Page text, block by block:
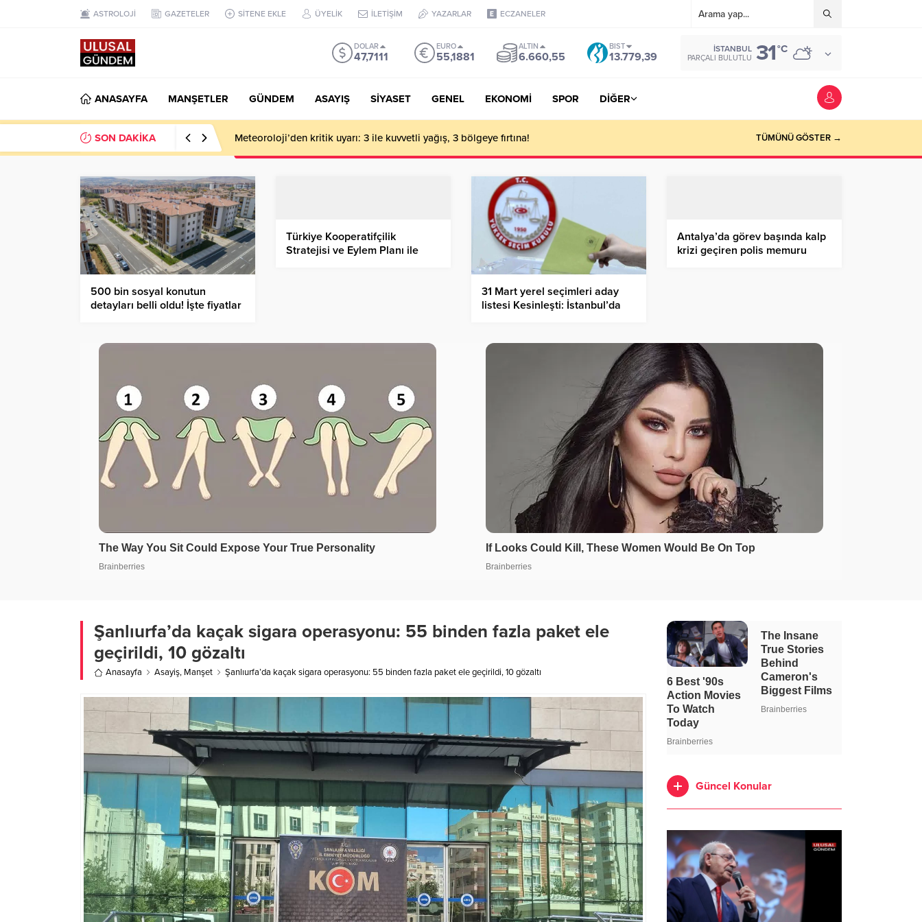
ASTROLOJİ GAZETELER SİTENE EKLE ÜYELİK İLETİŞİM YAZARLAR ECZANELER
DOLAR
47,7111
EURO
55,1881
ALTIN
6.660,55
BIST
13.779,39
İSTANBUL
PARÇALI BULUTLU 31°C
ANASAYFA MANŞETLER GÜNDEM ASAYIŞ SİYASET GENEL EKONOMİ SPOR DİĞER
SON DAKİKA Meteoroloji’den kritik uyarı: 3 ile kuvvetli yağış, 3 bölgeye fırtına! TÜMÜNÜ GÖSTER →
500 bin sosyal konutun
detayları belli oldu! İşte fiyatlar
Türkiye Kooperatifçilik
Stratejisi ve Eylem Planı ile
31 Mart yerel seçimleri aday
listesi Kesinleşti: İstanbul’da
Antalya’da görev başında kalp
krizi geçiren polis memuru
Şanlıurfa’da kaçak sigara operasyonu: 55 binden fazla paket ele
geçirildi, 10 gözaltı
Anasayfa Asayiş, Manşet Şanlıurfa’da kaçak sigara operasyonu: 55 binden fazla paket ele geçirildi, 10 gözaltı
Güncel Konular